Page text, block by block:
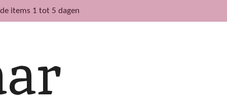
items 1 tot 5 dagen